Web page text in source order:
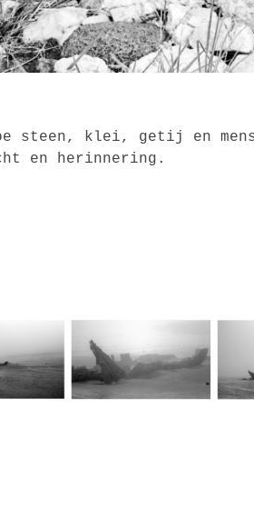
steen, klei, getij en
en herinnering.